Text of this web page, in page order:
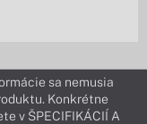
sa nemusia
Konkrétne
v ŠPECIFIKÁCIÍ A